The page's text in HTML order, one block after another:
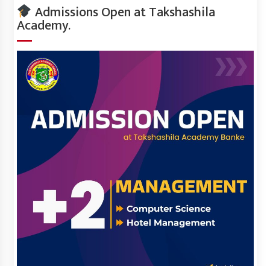
Admissions Open at Takshashila
Academy.